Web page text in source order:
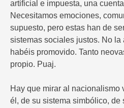
artificial e impuesta, una
Necesitamos emociones,
supuesto, pero estas han de
sistemas sociales justos. No
habéis promovido. Tanto
propio. Puaj.
Hay que mirar al nacionalismo
él, de su sistema simbólico, de